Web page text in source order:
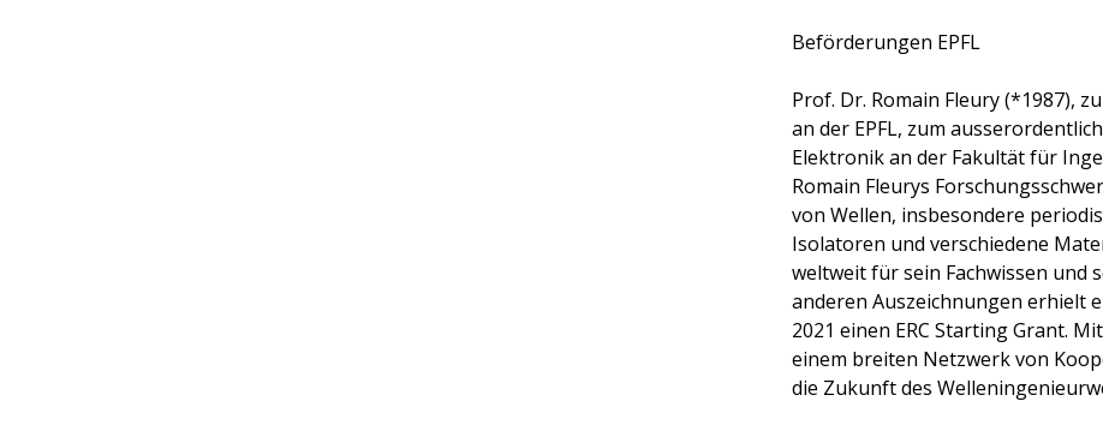
Beförderungen EPFL
Prof. Dr. Romain Fleury (*1987),
an der EPFL, zum
Elektronik an der Fakultät für
Romain Fleurys
von Wellen, insbesondere
Isolatoren und verschiedene
weltweit für sein Fachwissen und
anderen Auszeichnungen erhielt
2021 einen ERC Starting Grant.
einem breiten Netzwerk von
die Zukunft des